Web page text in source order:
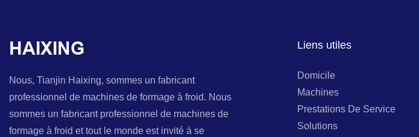
HAIXING
Nous, Tianjin Haixing, sommes un fabricant
professionnel de machines de formage à froid. Nous
sommes un fabricant professionnel de machines de
formage à froid et tout le monde est invité à se
Liens utiles
Domicile
Machines
Prestations De Service
Solutions